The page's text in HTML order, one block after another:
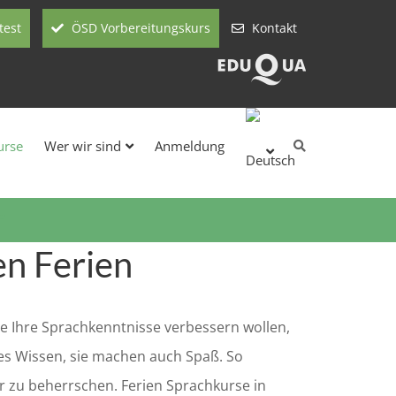
ÖSD Vorbereitungskurs Kontakt
Wer wir sind Anmeldung
Ferien
Ihre Sprachkenntnisse verbessern wollen,
sie machen auch Spaß. So
beherrschen. Ferien Sprachkurse in